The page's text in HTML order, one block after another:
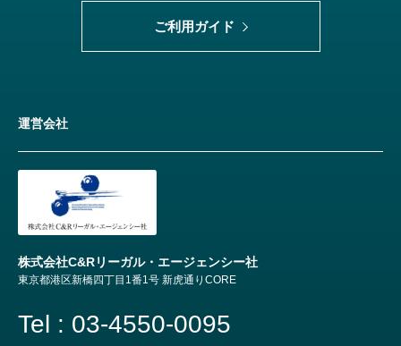
ご利用ガイド
運営会社
株式会社C&Rリーガル・エージェンシー社
東京都港区新橋四丁目1番1号 新虎通りCORE
Tel : 03-4550-0095